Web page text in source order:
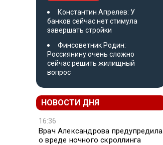
Константин Апрелев: У
банков сейчас нет стимула
завершать стройки
Финсоветник Родин:
Россиянину очень сложно
сейчас решить жилищный
вопрос
НОВОСТИ ДНЯ
16:36
Врач Александрова предупредила
о вреде ночного скроллинга